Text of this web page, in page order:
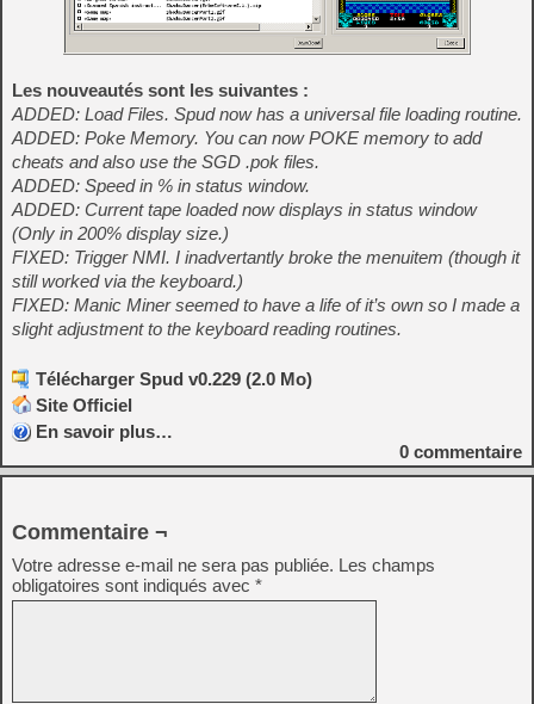
Les nouveautés sont les suivantes :
ADDED: Load Files. Spud now has a universal file loading routine.
ADDED: Poke Memory. You can now POKE memory to add
cheats and also use the SGD .pok files.
ADDED: Speed in % in status window.
ADDED: Current tape loaded now displays in status window
(Only in 200% display size.)
FIXED: Trigger NMI. I inadvertantly broke the menuitem (though it
still worked via the keyboard.)
FIXED: Manic Miner seemed to have a life of it’s own so I made a
slight adjustment to the keyboard reading routines.
Télécharger Spud v0.229 (2.0 Mo)
Site Officiel
En savoir plus…
0 commentaire
Commentaire ¬
Votre adresse e-mail ne sera pas publiée. Les champs
obligatoires sont indiqués avec *